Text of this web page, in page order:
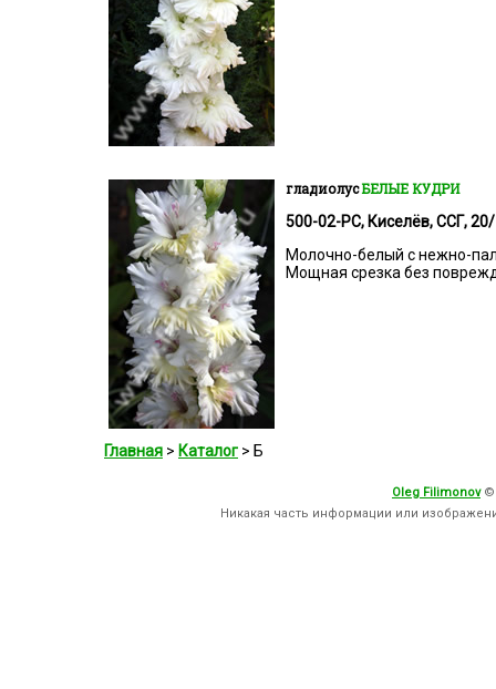
гладиолусБЕЛЫЕ КУДРИ
500-02-РС, Киселёв, ССГ,
Молочно-белый с нежно-
Мощная срезка без
Главная > Каталог > Б
Oleg Filimonov ©
Никакая часть информации или